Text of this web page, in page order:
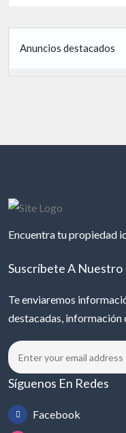
Anuncios destacados
Encuentra tu propiedad
Suscríbete A
Te enviaremos
destacadas, información
Síguenos En Redes
Facebook